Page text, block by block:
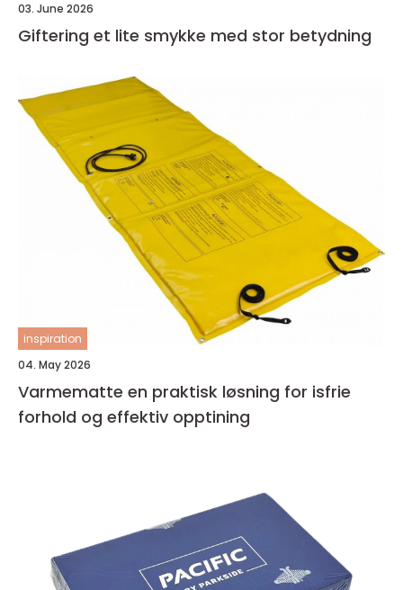
03. June 2026
Giftering et lite smykke med stor betydning
inspiration
04. May 2026
Varmematte en praktisk løsning for isfrie
forhold og effektiv opptining